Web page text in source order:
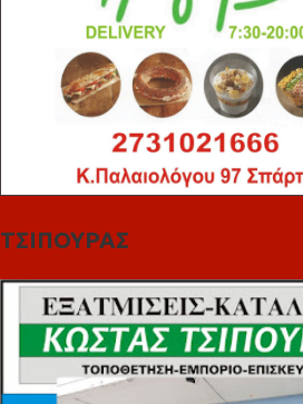
ΤΣΙΠΟΥΡΑΣ